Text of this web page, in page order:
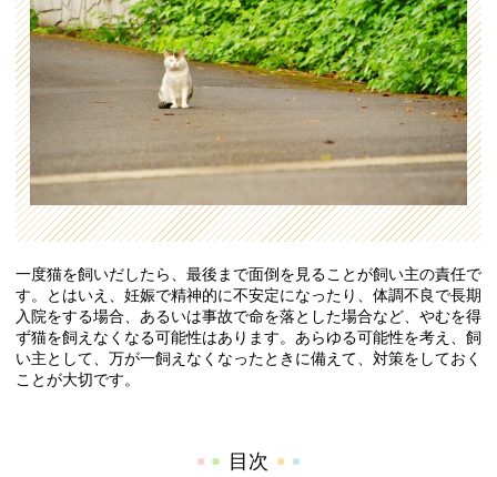
一度猫を飼いだしたら、最後まで面倒を見ることが飼い主の責任で
す。とはいえ、妊娠で精神的に不安定になったり、体調不良で長期
入院をする場合、あるいは事故で命を落とした場合など、やむを得
ず猫を飼えなくなる可能性はあります。あらゆる可能性を考え、飼
い主として、万が一飼えなくなったときに備えて、対策をしておく
ことが大切です。
目次